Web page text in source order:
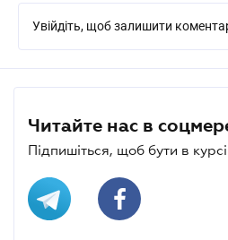
Увійдіть, щоб залишити
Читайте нас в
Підпишіться, щоб бути в